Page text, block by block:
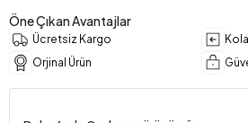
Öne Çıkan Avantajlar
Ücretsiz Kargo
Orjinal Ürün